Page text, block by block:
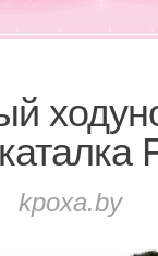
kpoxa.by